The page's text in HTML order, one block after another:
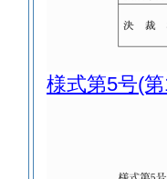
様式第5号(